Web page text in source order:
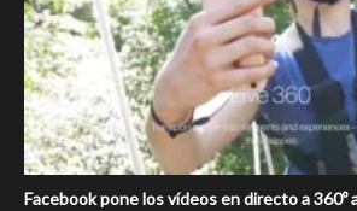
Facebook pone los vídeos en directo a 360º